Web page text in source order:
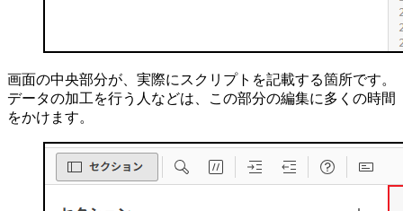
画面の中央部分が、実際にスクリプトを記載する箇所です。
データの加工を行う人などは、この部分の編集に多くの時間
をかけます。